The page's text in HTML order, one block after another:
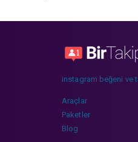
instagram beğeni ve
Araçlar
Paketler
Blog